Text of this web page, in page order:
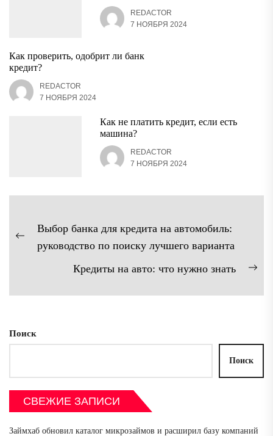
REDACTOR
7 НОЯБРЯ 2024
Как проверить, одобрит ли банк
кредит?
REDACTOR
7 НОЯБРЯ 2024
Как не платить кредит, если есть
машина?
REDACTOR
7 НОЯБРЯ 2024
Навигация
поПредыдущая
Выбор банка для кредита на автомобиль:
руководство по поиску лучшего варианта
Кредиты на авто: что нужно знать
Поиск
Поиск
СВЕЖИЕ ЗАПИСИ
Займхаб обновил каталог микрозаймов и расширил базу компаний